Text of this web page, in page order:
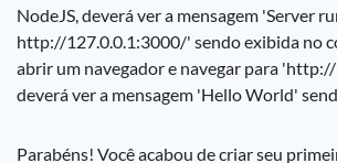
NodeJS, deverá ver a mensagem 'Server
http://127.0.0.1:3000/' sendo exibida no
abrir um navegador e navegar para
deverá ver a mensagem 'Hello World'
Parabéns! Você acabou de criar seu